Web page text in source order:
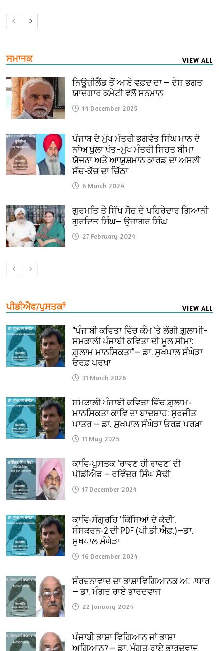
ਸਮਾਜਕ VIEW ALL
ਨਿਊਜ਼ੀਲੈਂਡ ਤੋਂ ਆਏ ਵਫ਼ਦ ਦਾ — ਦੇਸ਼ ਭਗਤ
ਯਾਦਗਾਰ ਕਮੇਟੀ ਵੱਲੋਂ ਸਨਮਾਨ
14 December 2025
ਪੰਜਾਬ ਦੇ ਮੁੱਖ ਮੰਤਰੀ ਭਗਵੰਤ ਸਿੰਘ ਮਾਨ ਦੇ
ਨਾਂਅ ਖੁੱਲਾ ਖ਼ੱਤ–ਮੁੱਖ ਮੰਤਰੀ ਸਿਹਤ ਬੀਮਾ
ਯੋਜਨਾ ਅਤੇ ਆਯੁਸ਼ਮਾਨ ਕਾਰਡ ਦਾ ਅਸਲੀ
ਸੱਚ-ਕੱਚ ਦਾ ਚਿੱਠਾ
6 March 2024
ਗੁਰਮਤਿ ਤੇ ਸਿੱਖ ਸੋਚ ਦੇ ਪਹਿਰੇਦਾਰ ਗਿਆਨੀ
ਗੁਰਦਿਤ ਸਿੰਘ— ਉਜਾਗਰ ਸਿੰਘ
27 February 2024
ਪੀਡੀਐਫ/ਪੁਸਤਕਾਂ VIEW ALL
“ਪੰਜਾਬੀ ਕਵਿਤਾ ਵਿੱਚ ਕੰਮ ‘ਤੇ ਲੱਗੀ ਗ਼ੁਲਾਮੀ–
ਸਮਕਾਲੀ ਪੰਜਾਬੀ ਕਵਿਤਾ ਦੀ ਮੂਲ ਸੀਮਾ:
ਗ਼ੁਲਾਮ ਮਾਨਸਿਕਤਾ”— ਡਾ. ਸੁਖਪਾਲ ਸੰਘੇੜਾ
ਓਰਫ਼ ਪਰਖ਼ਾ
31 March 2026
ਸਮਕਾਲੀ ਪੰਜਾਬੀ ਕਵਿਤਾ ਵਿੱਚ ਗ਼ੁਲਾਮ-
ਮਾਨਸਿਕਤਾ ਕਾਵਿ ਦਾ ਬਾਦਸ਼ਾਹ: ਸੁਰਜੀਤ
ਪਾਤਰ — ਡਾ. ਸੁਖਪਾਲ ਸੰਘੇੜਾ ਓਰਫ਼ ਪਰਖ਼ਾ
11 May 2025
ਕਾਵਿ-ਪੁਸਤਕ ‘ਰਾਵਣ ਹੀ ਰਾਵਣ’ ਦੀ
ਪੀਡੀਐਫ — ਰਵਿੰਦਰ ਸਿੰਘ ਸੋਢੀ
17 December 2024
ਕਾਵਿ-ਸੰਗ੍ਰਹਿ ‘ਕਿੱਸਿਆਂ ਦੇ ਕੈਦੀ’,
ਸੰਸਕਰਨ-2 ਦੀ PDF (ਪੀ.ਡੀ.ਐਫ਼.)—ਡਾ.
ਸੁਖਪਾਲ ਸੰਘੇੜਾ
16 December 2024
ਸੰਰਚਨਾਵਾਦ ਦਾ ਭਾਸ਼ਾਵਿਗਿਆਨਕ ਅਾਧਾਰ
— ਡਾ. ਮੰਗਤ ਰਾਏ ਭਾਰਦਵਾਜ
22 January 2024
ਪੰਜਾਬੀ ਭਾਸ਼ਾ ਵਿਗਿਆਨ ਜਾਂ ਭਾਸ਼ਾ
ਅਗਿਆਨ? — ਡਾ. ਮੰਗਤ ਰਾਏ ਭਾਰਦਵਾਜ